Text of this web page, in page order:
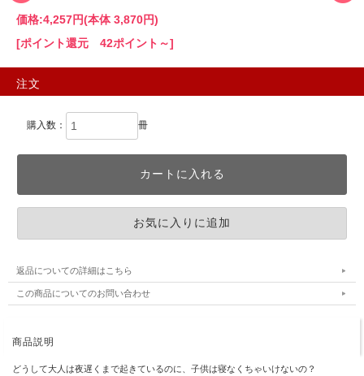
価格:4,257円(本体 3,870円)
[ポイント還元 42ポイント～]
注文
購入数： 冊
返品についての詳細はこちら
この商品についてのお問い合わせ
商品説明
どうして大人は夜遅くまで起きているのに、子供は寝なくちゃいけないの？